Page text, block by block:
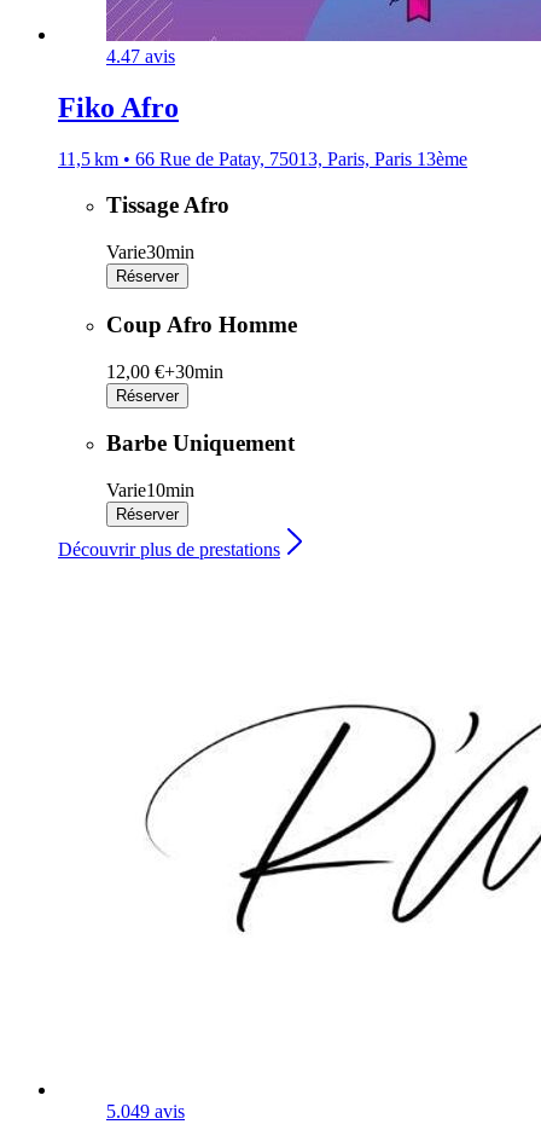
4.47 avis
Fiko Afro
11,5 km • 66 Rue de Patay, 75013, Paris, Paris 13ème
Tissage Afro
Varie30min
Réserver
Coup Afro Homme
12,00 €+30min
Réserver
Barbe Uniquement
Varie10min
Réserver
Découvrir plus de prestations
5.049 avis